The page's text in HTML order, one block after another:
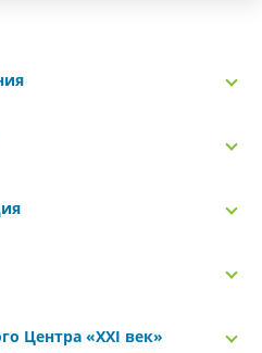
Центра «‎XXI век»